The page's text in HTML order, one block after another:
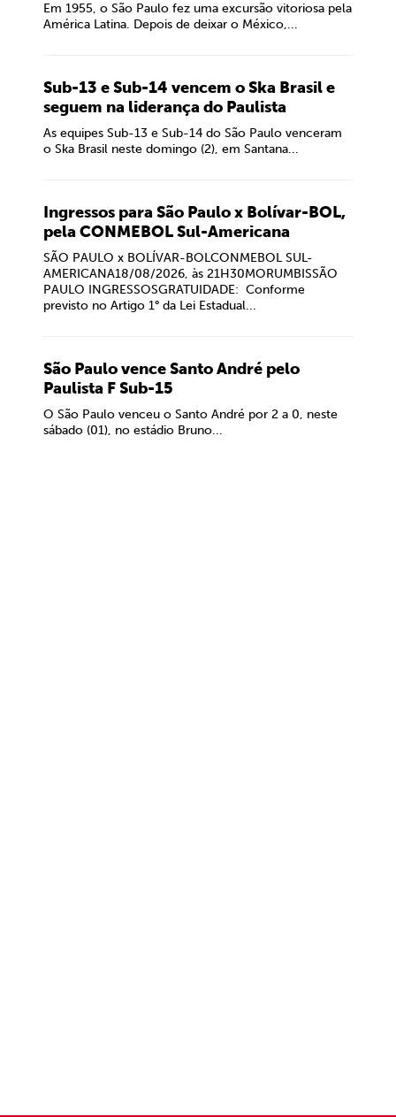
Em 1955, o São Paulo fez uma excursão vitoriosa pela
América Latina. Depois de deixar o México,...
Sub-13 e Sub-14 vencem o Ska Brasil e
seguem na liderança do Paulista
As equipes Sub-13 e Sub-14 do São Paulo venceram
o Ska Brasil neste domingo (2), em Santana...
Ingressos para São Paulo x Bolívar-BOL,
pela CONMEBOL Sul-Americana
SÃO PAULO x BOLÍVAR-BOLCONMEBOL SUL-
AMERICANA18/08/2026, às 21H30MORUMBISSÃO
PAULO INGRESSOSGRATUIDADE: Conforme
previsto no Artigo 1° da Lei Estadual...
São Paulo vence Santo André pelo
Paulista F Sub-15
O São Paulo venceu o Santo André por 2 a 0, neste
sábado (01), no estádio Bruno...